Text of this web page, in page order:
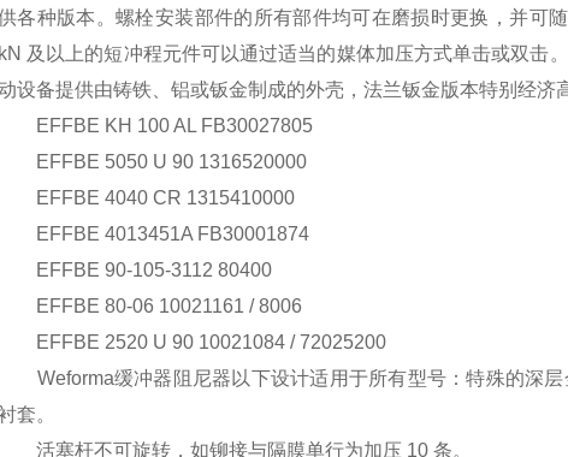
各种版本。螺栓安装部件的所有部件均可在磨损时更换，并可
kN 及以上的短冲程元件可以通过适当的媒体加压方式单击或双击
设备提供由铸铁、铝或钣金制成的外壳，法兰钣金版本特别经济
EFFBE KH 100 AL FB30027805
EFFBE 5050 U 90 1316520000
EFFBE 4040 CR 1315410000
EFFBE 4013451A FB30001874
EFFBE 90-105-3112 80400
EFFBE 80-06 10021161 / 8006
EFFBE 2520 U 90 10021084 / 72025200
Weforma缓冲器阻尼器以下设计适用于所有型号：特殊的深层
套。
活塞杆不可旋转，如铆接与隔膜单行为加压 10 条。